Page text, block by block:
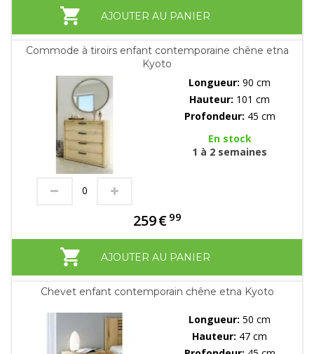
AJOUTER AU PANIER
Commode à tiroirs enfant contemporaine chêne etna
Kyoto
Longueur: 90 cm
Hauteur: 101 cm
Profondeur: 45 cm
En stock
1 à 2 semaines
259€ 99
AJOUTER AU PANIER
Chevet enfant contemporain chêne etna Kyoto
Longueur: 50 cm
Hauteur: 47 cm